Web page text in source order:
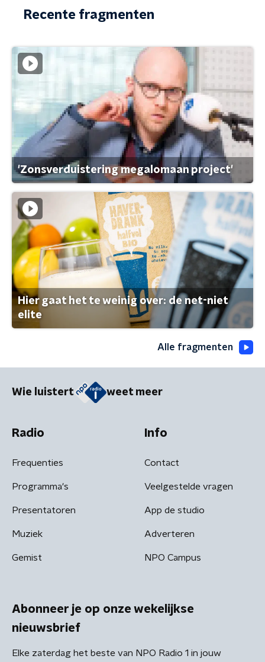
Recente fragmenten
'Zonsverduistering megalomaan project'
Hier gaat het te weinig over: de net-niet
elite
Alle fragmenten
Wie luistert weet meer
Radio
Frequenties
Programma's
Presentatoren
Muziek
Gemist
Info
Contact
Veelgestelde vragen
App de studio
Adverteren
NPO Campus
Abonneer je op onze wekelijkse
nieuwsbrief
Elke zaterdag het beste van NPO Radio 1 in jouw